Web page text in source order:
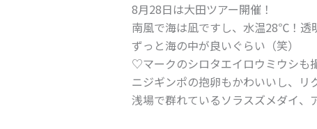
8月28日は大田ツアー開催！
南風で海は凪ですし、水温28℃！透
ずっと海の中が良いぐらい（笑）
♡マークのシロタエイロウミウシも
ニジギンポの抱卵もかわいいし、リ
浅場で群れているソラスズメダイ